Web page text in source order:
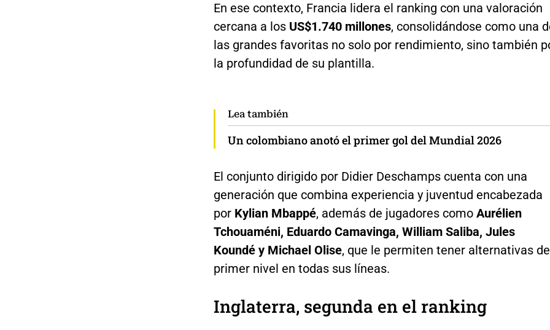
En ese contexto, Francia lidera el ranking con una valoración
cercana a los US$1.740 millones, consolidándose como una
las grandes favoritas no solo por rendimiento, sino también
la profundidad de su plantilla.
Lea también
Un colombiano anotó el primer gol del Mundial 2026
El conjunto dirigido por Didier Deschamps cuenta con una
generación que combina experiencia y juventud encabezada
por Kylian Mbappé, además de jugadores como Aurélien
Tchouaméni, Eduardo Camavinga, William Saliba, Jules
Koundé y Michael Olise, que le permiten tener alternativas de
primer nivel en todas sus líneas.
Inglaterra, segunda en el ranking